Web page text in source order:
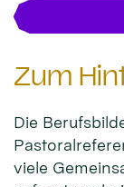
Zum
Die
viele